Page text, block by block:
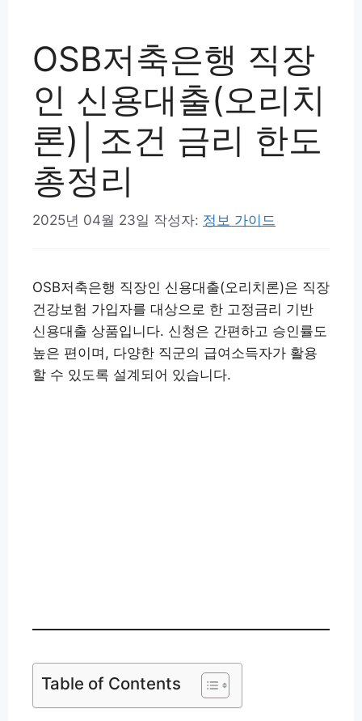
OSB저축은행 직장
인 신용대출(오리치
론)│조건 금리 한도
총정리
2025년 04월 23일 작성자: 정보 가이드
OSB저축은행 직장인 신용대출(오리치론)은 직장
건강보험 가입자를 대상으로 한 고정금리 기반
신용대출 상품입니다. 신청은 간편하고 승인률도
높은 편이며, 다양한 직군의 급여소득자가 활용
할 수 있도록 설계되어 있습니다.
Table of Contents